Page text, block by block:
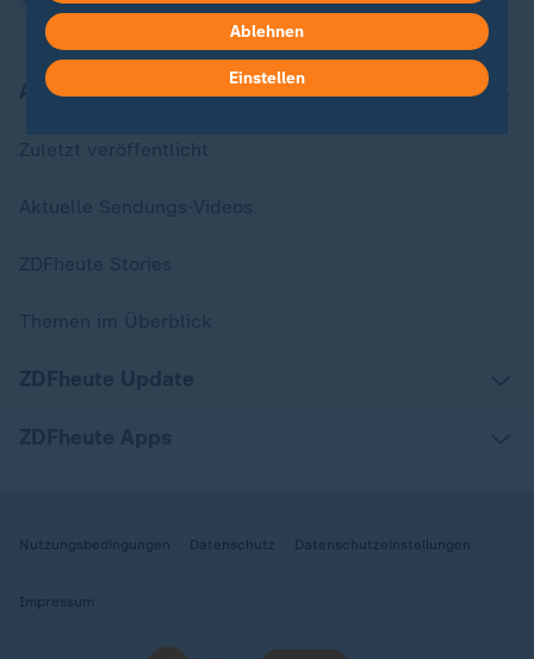
Aktuell bei ZDFheute
Nutzungsbedingungen Datenschutz Datenschutzeinstellungen
Impressum
Ablehnen
Einstellen